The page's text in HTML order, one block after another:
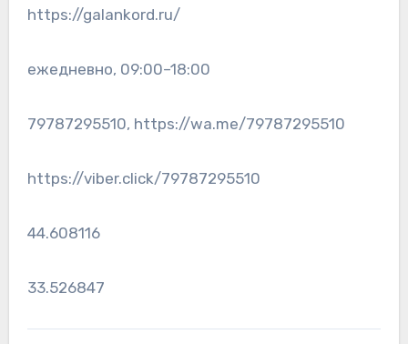
https://galankord.ru/
ежедневно, 09:00–18:00
79787295510, https://wa.me/79787295510
https://viber.click/79787295510
44.608116
33.526847